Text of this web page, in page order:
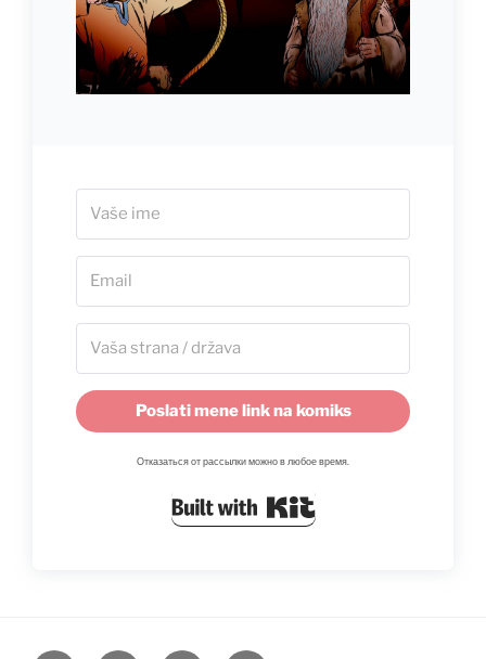
Poslati mene link na komiks
Отказаться от рассылки можно в любое время.
Built with Kit